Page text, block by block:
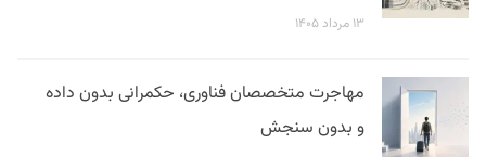
۱۳ مرداد ۱۴۰۵
مهاجرت متخصصان فناوری، حکمرانی بدون داده
و بدون سنجش